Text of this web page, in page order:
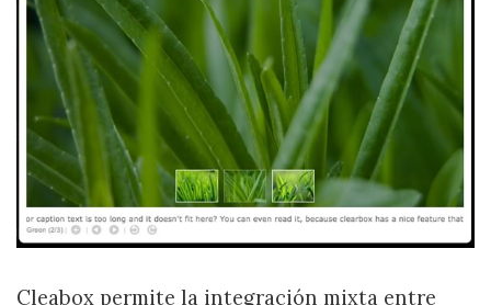
Cleabox permite la integración mixta entre